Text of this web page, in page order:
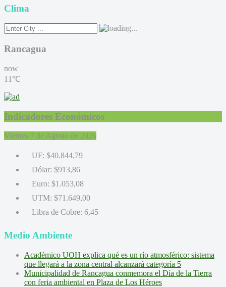
Clima
Rancagua
now
11℃
Indicadores Económicos
Viernes 7 de Agosto de 2026
UF: $40.844,79
Dólar: $913,86
Euro: $1.053,08
UTM: $71.649,00
Libra de Cobre: 6,45
Medio Ambiente
Académico UOH explica qué es un río atmosférico: sistema
que llegará a la zona central alcanzará categoría 5
Municipalidad de Rancagua conmemora el Día de la Tierra
con feria ambiental en Plaza de Los Héroes